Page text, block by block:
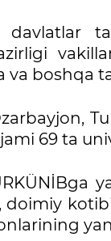
davlatlar
va boshqa
69 ta